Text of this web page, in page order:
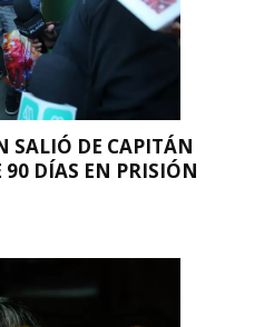
SALIÓ DE CAPITÁN
90 DÍAS EN PRISIÓN